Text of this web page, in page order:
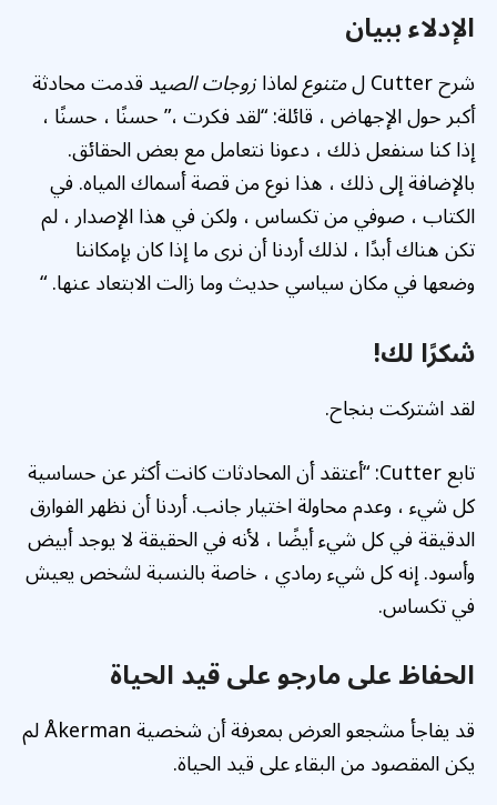
الإدلاء ببيان
شرح Cutter ل متنوعلماذازوجات الصيدقدمت محادثة
أكبر حول الإجهاض ، قائلة: “لقد فكرت ،” حسنًا ، حسنًا ،
إذا كنا سنفعل ذلك ، دعونا نتعامل مع بعض الحقائق.
بالإضافة إلى ذلك ، هذا نوع من قصة أسماك المياه. في
الكتاب ، صوفي من تكساس ، ولكن في هذا الإصدار ، لم
تكن هناك أبدًا ، لذلك أردنا أن نرى ما إذا كان بإمكاننا
وضعها في مكان سياسي حديث وما زالت الابتعاد عنها. “
شكرًا لك!
لقد اشتركت بنجاح.
تابع Cutter: “أعتقد أن المحادثات كانت أكثر عن حساسية
كل شيء ، وعدم محاولة اختيار جانب. أردنا أن نظهر الفوارق
الدقيقة في كل شيء أيضًا ، لأنه في الحقيقة لا يوجد أبيض
وأسود. إنه كل شيء رمادي ، خاصة بالنسبة لشخص يعيش
في تكساس.
الحفاظ على مارجو على قيد الحياة
قد يفاجأ مشجعو العرض بمعرفة أن شخصية Åkerman لم
يكن المقصود من البقاء على قيد الحياة.